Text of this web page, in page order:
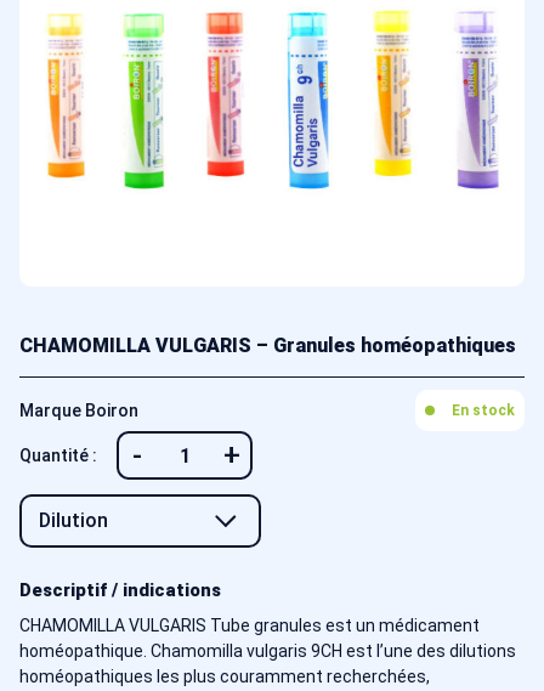
CHAMOMILLA VULGARIS – Granules homéopathiques
Marque Boiron En stock
Quantité : - +
Descriptif / indications
CHAMOMILLA VULGARIS Tube granules est un médicament
homéopathique. Chamomilla vulgaris 9CH est l’une des dilutions
homéopathiques les plus couramment recherchées,